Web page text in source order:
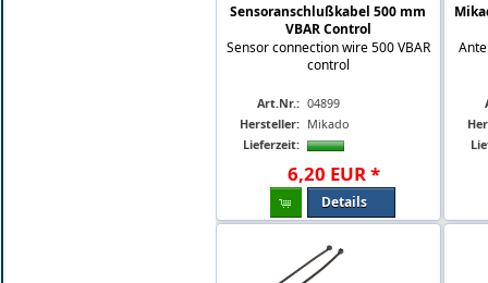
Sensoranschlußkabel 500 mm
VBAR Control
Sensor connection wire 500 VBAR
control
Art.Nr.: 04899
Hersteller: Mikado
Lieferzeit:
6,20 EUR*
Details